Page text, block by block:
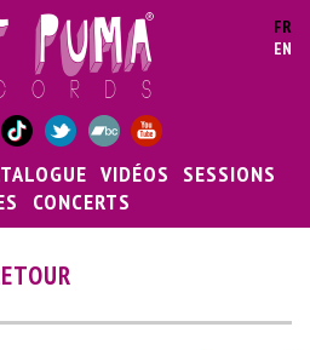
FR
EN
VIDÉOS SESSIONS
CONCERTS